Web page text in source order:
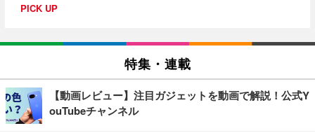
PICK UP
特集・連載
【動画レビュー】注目ガジェットを動画で解説！公式Y
ouTubeチャンネル